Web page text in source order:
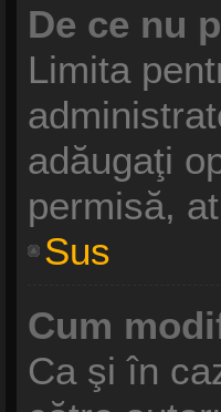
De ce nu
Limita
adăugaţi
permisă,
Sus
Cum
Ca şi în